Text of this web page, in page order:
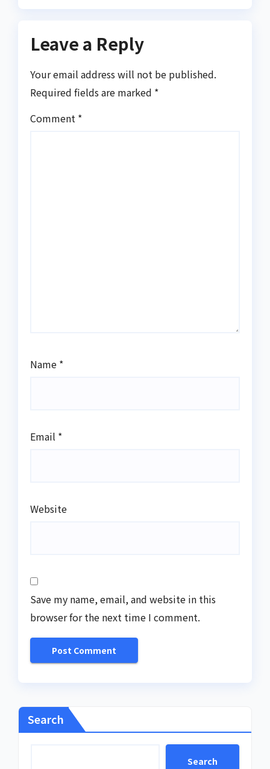
Leave a Reply
Your email address will not be published.
Required fields are marked *
Comment *
Name *
Email *
Website
Save my name, email, and website in this
browser for the next time I comment.
Search
Search